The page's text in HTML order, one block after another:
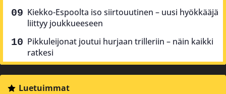
Kiekko-Espoolta iso siirtouutinen – uusi hyökkääjä
liittyy joukkueeseen
Pikkuleijonat joutui hurjaan trilleriin – näin kaikki
ratkesi
Luetuimmat